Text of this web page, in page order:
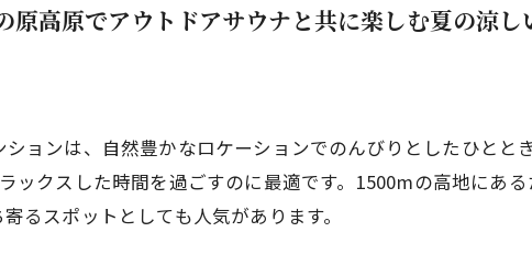
原高原でアウトドアサウナと共に楽しむ夏の涼し
ョンは、自然豊かなロケーションでのんびりとしたひとと
ックスした時間を過ごすのに最適です。1500mの高地にあ
るスポットとしても人気があります。